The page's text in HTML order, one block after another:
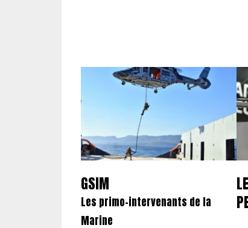
GSIM
Les primo-intervenants de la
Marine